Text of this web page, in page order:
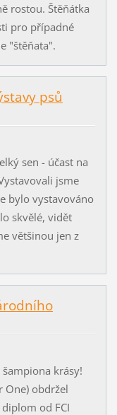
rostou. Štěňátka
pro případné
"štěňata".
psů
sen - účast na
jsme
bylo vystavováno
skvělé, vidět
většinou jen z
krásy!
One) obdržel
od FCI